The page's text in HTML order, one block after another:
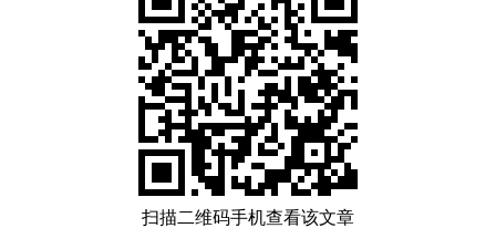
扫描二维码手机查看该文章